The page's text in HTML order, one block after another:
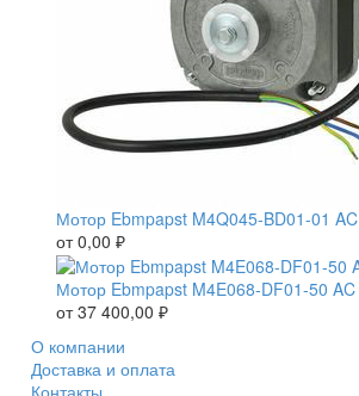
Мотор Ebmpapst M4Q045-BD01-01 AC
от0,00 ₽
Мотор Ebmpapst M4E068-DF01-50 AC
от37 400,00 ₽
О компании
Доставка и оплата
Контакты